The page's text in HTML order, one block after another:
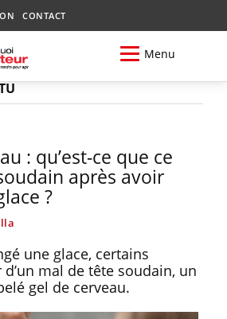
CONTACT
Menu
: qu’est-ce que ce
après avoir
?
une glace, certains
mal de tête soudain, un
gel de cerveau.